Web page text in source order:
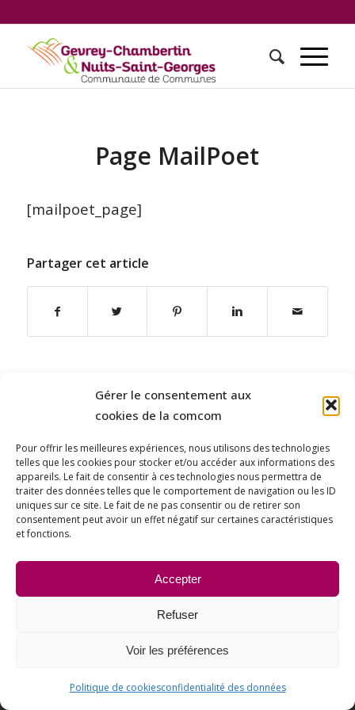
Gérer le consentement aux
cookies de la comcom
Pour offrir les meilleures expériences, nous utilisons des technologies
telles que les cookies pour stocker et/ou accéder aux informations des
appareils. Le fait de consentir à ces technologies nous permettra de
traiter des données telles que le comportement de navigation ou les ID
uniques sur ce site. Le fait de ne pas consentir ou de retirer son
consentement peut avoir un effet négatif sur certaines caractéristiques
et fonctions.
Accepter
Refuser
Voir les préférences
Politique de cookiesconfidentialité des données
Page MailPoet
[mailpoet_page]
Partager cet article